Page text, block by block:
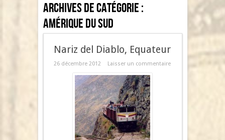
Archives de catégorie :
Amérique du Sud
Nariz del Diablo, Equateur
26 décembre 2012 Laisser un commentaire